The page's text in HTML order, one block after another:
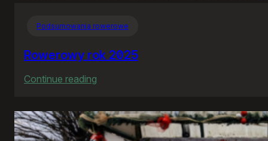
Podsumowania rowerowe
Rowerowy rok 2025
Continue reading
rok
2025